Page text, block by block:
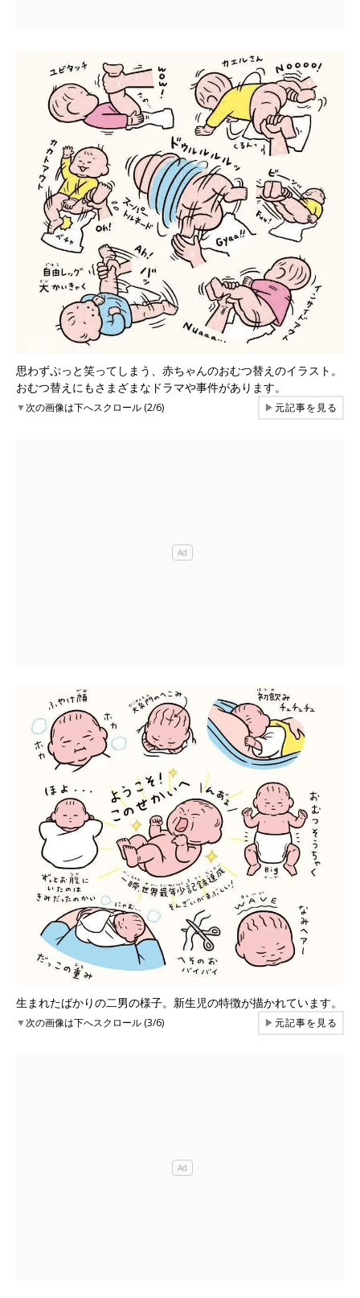
思わずぷっと笑ってしまう、赤ちゃんのおむつ替えのイラスト。
おむつ替えにもさまざまなドラマや事件があります。
▼次の画像は下へスクロール (2/6) ▶元記事を見る
生まれたばかりの二男の様子。新生児の特徴が描かれています。
▼次の画像は下へスクロール (3/6) ▶元記事を見る